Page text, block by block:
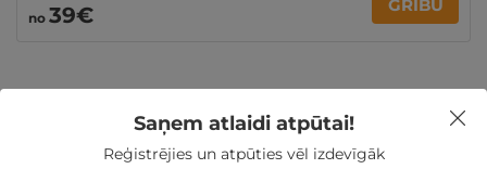
no 39€ GRIBU
Ziemassvētku dāvanas
Dāvanas TĒVA DIENĀ
Dāvanas Sieviešu dienā
Dāvanu idejas
TOP pirktākās
Saņem atlaidi atpūtai!
Reģistrējies un atpūties vēl izdevīgāk